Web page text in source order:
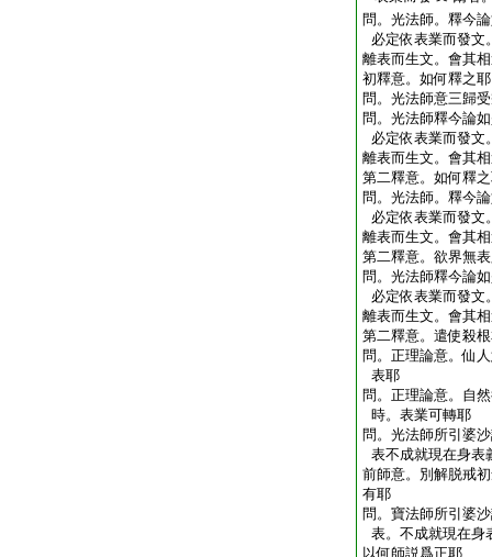
問。光法師。釋今
必定依表業而發文
離表而生文。會其
初釋意。如何釋之耶
問。光法師意三歸
問。光法師釋今論
必定依表業而發文
離表而生文。會其
第二釋意。如何釋
問。光法師。釋今
必定依表業而發文
離表而生文。會其
第二釋意。欲界無
問。光法師釋今論
必定依表業而發文
離表而生文。會其
第二釋意。遣使殺
問。正理論意。仙
表耶
問。正理論意。自
時。表業可轉耶
問。光法師所引婆
表不成就現在身表
前師意。別解脱戒
有耶
問。寶法師所引婆
表。不成就現在身
以何師説爲正耶